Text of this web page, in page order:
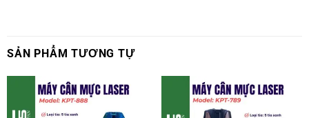
SẢN PHẨM TƯƠNG TỰ